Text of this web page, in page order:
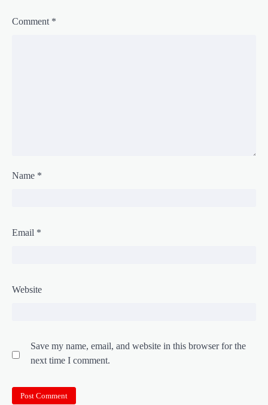
Comment *
Name *
Email *
Website
Save my name, email, and website in this browser for the
next time I comment.